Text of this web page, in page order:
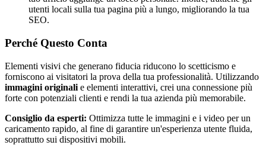
utenti locali sulla tua pagina più a lungo, migliorando la tua
SEO.
Perché Questo Conta
Elementi visivi che generano fiducia riducono lo scetticismo e
forniscono ai visitatori la prova della tua professionalità. Utilizzando
immagini originali e elementi interattivi, crei una connessione più
forte con potenziali clienti e rendi la tua azienda più memorabile.
Consiglio da esperti: Ottimizza tutte le immagini e i video per un
caricamento rapido, al fine di garantire un'esperienza utente fluida,
soprattutto sui dispositivi mobili.